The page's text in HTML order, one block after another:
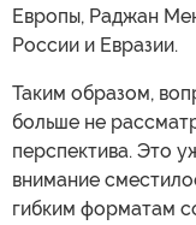
Европы, Раджан
России и Евразии.
Таким образом,
больше не
перспектива. Это
внимание
гибким форматам